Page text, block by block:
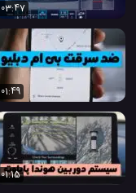
03:47
01:49
01:15